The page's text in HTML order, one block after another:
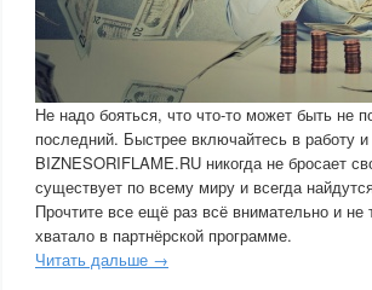
Не надо бояться, что что-то может быть не
последний. Быстрее включайтесь в работу
BIZNESORIFLAME.RU никогда не
существует по всему миру и всегда
Прочтите все ещё раз всё внимательно и
хватало в партнёрской программе.
Читать дальше →